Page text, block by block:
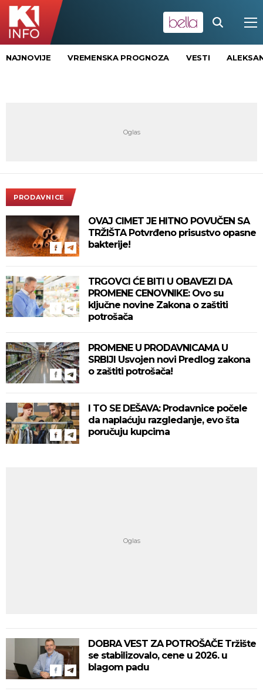
NAJNOVIJE VREMENSKA PROGNOZA VESTI
PRODAVNICE
OVAJ CIMET JE HITNO POVUČEN SA
TRŽIŠTA Potvrđeno prisustvo opasne
bakterije!
TRGOVCI ĆE BITI U OBAVEZI DA
PROMENE CENOVNIKE: Ovo su
ključne novine Zakona o zaštiti
potrošača
PROMENE U PRODAVNICAMA U
SRBIJI Usvojen novi Predlog zakona
o zaštiti potrošača!
I TO SE DEŠAVA: Prodavnice počele
da naplaćuju razgledanje, evo šta
poručuju kupcima
DOBRA VEST ZA POTROŠAČE Tržište
se stabilizovalo, cene u 2026. u
blagom padu